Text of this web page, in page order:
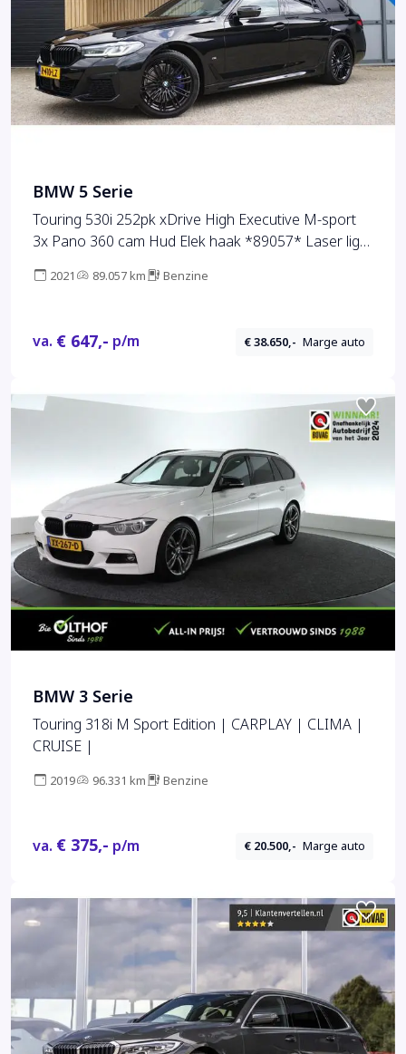
BMW 5 Serie
Touring 530i 252pk xDrive High Executive M-sport
3x Pano 360 cam Hud Elek haak *89057* Laser light
2021 89.057 km Benzine
va. € 647,- p/m € 38.650,- Marge auto
BMW 3 Serie
Touring 318i M Sport Edition | CARPLAY | CLIMA |
CRUISE |
2019 96.331 km Benzine
va. € 375,- p/m € 20.500,- Marge auto